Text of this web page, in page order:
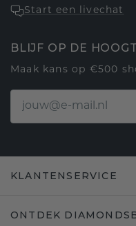
Start een livechat
BLIJF OP DE
Maak kans op €500
KLANTENSERVICE
ONTDEK